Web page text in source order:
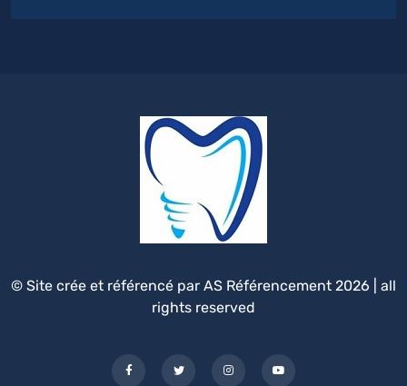
© Site crée et référencé par AS Référencement 2026 | all
rights reserved